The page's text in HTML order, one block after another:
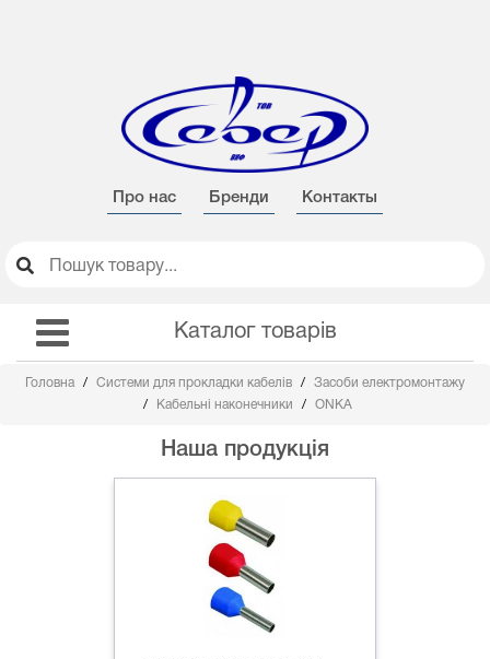
Про нас Бренди Контакты
Каталог товарів
Головна Системи для прокладки кабелів
Засоби електромонтажу
Кабельні наконечники
ONKA
Наша продукція